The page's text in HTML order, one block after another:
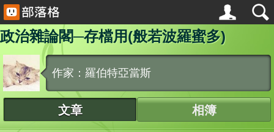
政治雜論閣─存檔用(般若波羅蜜多)
作家：羅伯特亞當斯
文章 相簿